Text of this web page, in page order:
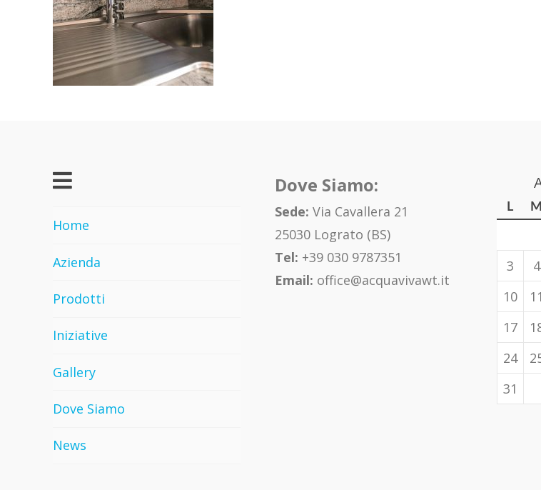
Home
Azienda
Prodotti
Iniziative
Gallery
Dove Siamo
News
Dove Siamo:
Sede: Via Cavallera 21
25030 Lograto (BS)
Tel: +39 030 9787351
Email: office@acquavivawt.it
L M
3
4
10
11
17
24
31